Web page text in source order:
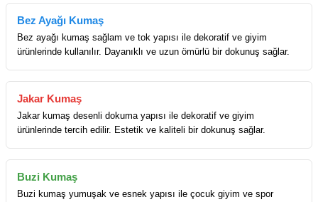
Bez Ayağı Kumaş
Bez ayağı kumaş sağlam ve tok yapısı ile dekoratif ve giyim
ürünlerinde kullanılır. Dayanıklı ve uzun ömürlü bir dokunuş sağlar.
Jakar Kumaş
Jakar kumaş desenli dokuma yapısı ile dekoratif ve giyim
ürünlerinde tercih edilir. Estetik ve kaliteli bir dokunuş sağlar.
Buzi Kumaş
Buzi kumaş yumuşak ve esnek yapısı ile çocuk giyim ve spor